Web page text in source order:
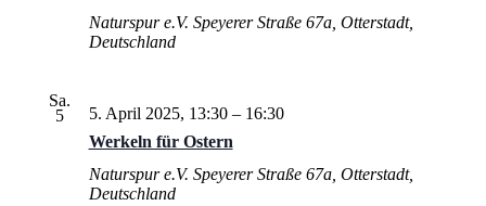
Naturspur e.V. Speyerer Straße 67a, Otterstadt,
Deutschland
Sa.
5
Werkeln für Ostern
5. April 2025, 13:30– 16:30
Naturspur e.V. Speyerer Straße 67a, Otterstadt,
Deutschland